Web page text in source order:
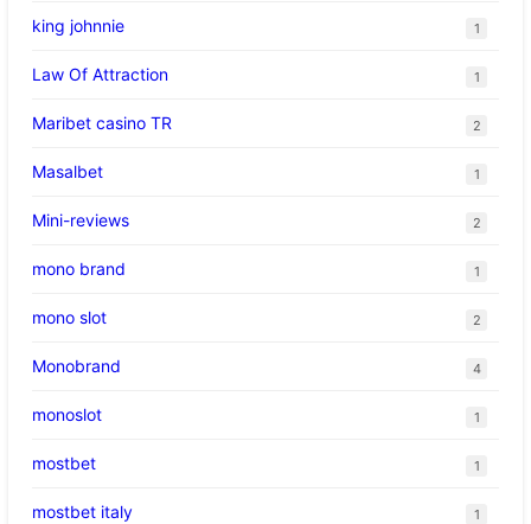
king johnnie 1
Law Of Attraction 1
Maribet casino TR 2
Masalbet 1
Mini-reviews 2
mono brand 1
mono slot 2
Monobrand 4
monoslot 1
mostbet 1
mostbet italy 1